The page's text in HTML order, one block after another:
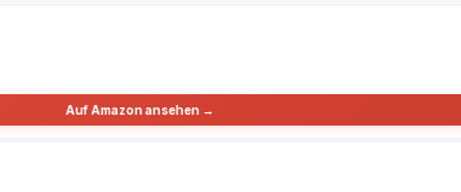
Auf Amazon ansehen →